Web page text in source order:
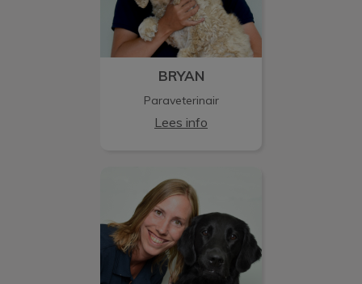
BRYAN
Paraveterinair
Lees info